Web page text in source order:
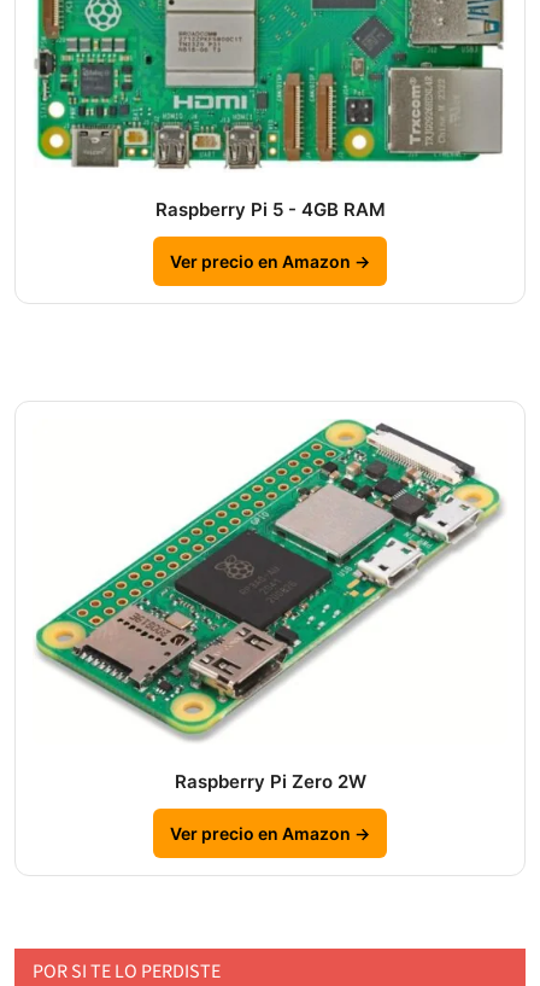
Raspberry Pi 5 - 4GB RAM
Ver precio en Amazon →
Raspberry Pi Zero 2W
Ver precio en Amazon →
POR SI TE LO PERDISTE